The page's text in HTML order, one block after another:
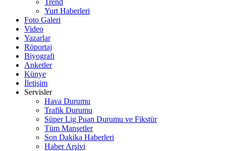
Yurt Haberleri
Foto Galeri
Video
Yazarlar
Röportaj
Biyografi
Anketler
Künye
İletişim
Servisler
Hava Durumu
Trafik Durumu
Süper Lig Puan Durumu ve Fikstür
Tüm Manşetler
Son Dakika Haberleri
Haber Arşivi